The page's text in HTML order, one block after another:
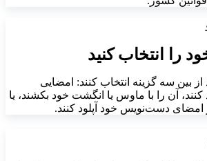
را انتخاب کنید
از بین سه گزینه انتخاب کنند: امضایی
آن را با ماوس یا انگشت خود بکشند، یا
دست‌نویس خود آپلود کنند.